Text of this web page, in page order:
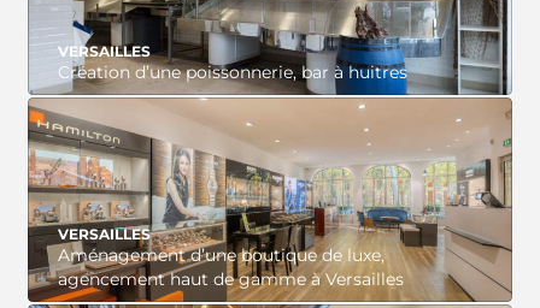
VERSAILLES
Création d’une poissonnerie, bar à huitres
VOIR LE PROJET
VERSAILLES
Aménagement d’une boutique de luxe,
agencement haut de gamme à Versailles